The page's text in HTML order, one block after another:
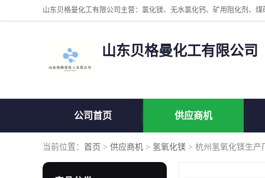
山东贝格曼化工有限公司
公司首页 供应商机
当前位置： 首页 > 供应商机 > 氢氧化镁 > 杭州氢氧化镁生产